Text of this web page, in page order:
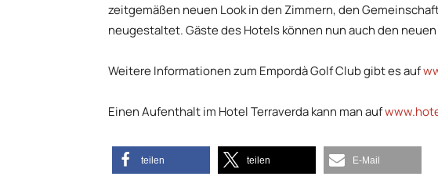
zeitgemäßen neuen Look in den Zimmern, den
neugestaltet. Gäste des Hotels können nun auch den
Weitere Informationen zum Empordà Golf Club gibt es auf
Einen Aufenthalt im Hotel Terraverda kann man auf
teilen teilen E-Mail